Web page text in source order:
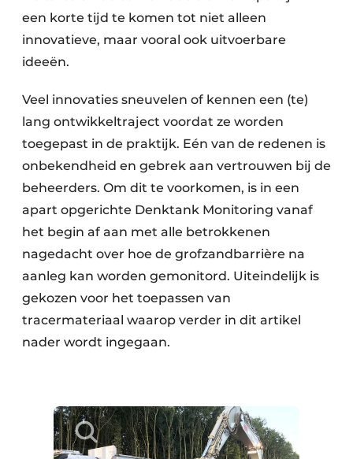
een korte tijd te komen tot niet alleen
innovatieve, maar vooral ook uitvoerbare
ideeën.
Veel innovaties sneuvelen of kennen een (te)
lang ontwikkeltraject voordat ze worden
toegepast in de praktijk. Eén van de redenen is
onbekendheid en gebrek aan vertrouwen bij de
beheerders. Om dit te voorkomen, is in een
apart opgerichte Denktank Monitoring vanaf
het begin af aan met alle betrokkenen
nagedacht over hoe de grofzandbarrière na
aanleg kan worden gemonitord. Uiteindelijk is
gekozen voor het toepassen van
tracermateriaal waarop verder in dit artikel
nader wordt ingegaan.